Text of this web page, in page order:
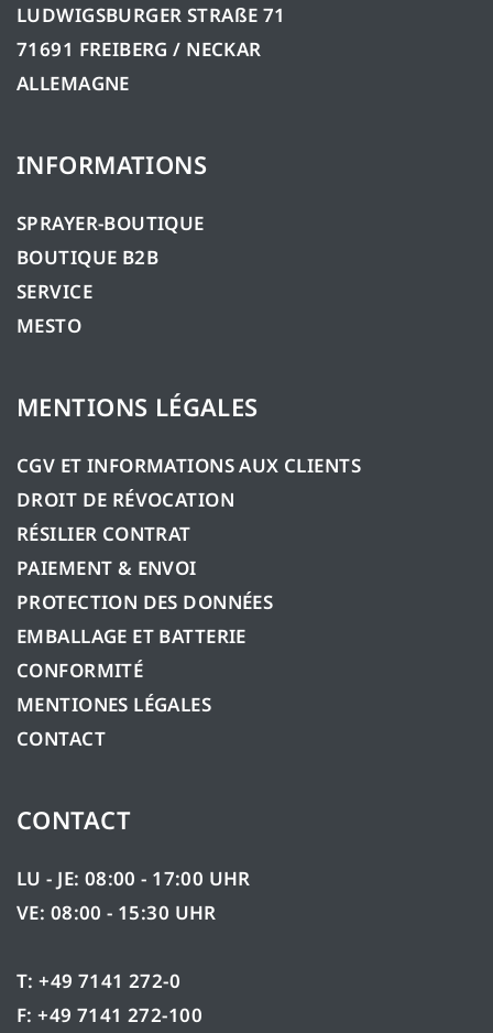
LUDWIGSBURGER STRAßE 71
71691 FREIBERG / NECKAR
ALLEMAGNE
INFORMATIONS
SPRAYER-BOUTIQUE
BOUTIQUE B2B
SERVICE
MESTO
MENTIONS LÉGALES
CGV ET INFORMATIONS AUX CLIENTS
DROIT DE RÉVOCATION
RÉSILIER CONTRAT
PAIEMENT & ENVOI
PROTECTION DES DONNÉES
EMBALLAGE ET BATTERIE
CONFORMITÉ
MENTIONES LÉGALES
CONTACT
CONTACT
LU - JE: 08:00 - 17:00 UHR
VE: 08:00 - 15:30 UHR
T: +49 7141 272-0
F: +49 7141 272-100